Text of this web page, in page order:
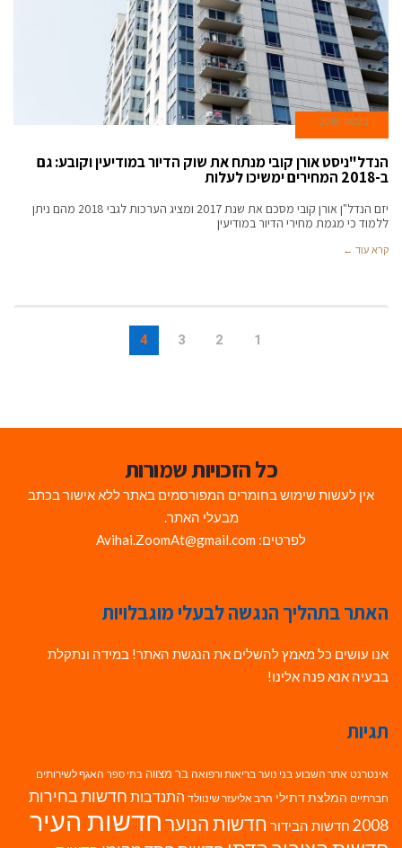
1 בינואר 2018
הנדל"ניסט אורן קובי מנתח את שוק הדיור במודיעין וקובע: גם
ב-2018 המחירים ימשיכו לעלות
יזם הנדל"ן אורן קובי מסכם את שנת 2017 ומציג הערכות לגבי 2018 מהם ניתן
ללמוד כי מגמת מחירי הדיור במודיעין
קרא עוד ←
1
2
3
4
כל הזכויות שמורות
אין לעשות שימוש בחומרים המפורסמים באתר ללא אישור בכתב
מבעלי האתר.
לפרטים: Avihai.ZoomAt@gmail.com
האתר בתהליך הנגשה לבעלי מוגבלויות
אנו עושים כל מאמץ להשלים את הנגשת האתר! במידה ונתקלת
בבעיה אנא פנה אלינו!
תגיות
אינטרנט אתר השבוע בני נוער בריאות ורפואה בר מצווה בתי ספר האגף לשירותים
חברתיים המלצת דתילי הרב אליעזר שינוולד התנדבות חדשות בחירות
2008 חדשות הבידור חדשות הנוערחדשות העיר